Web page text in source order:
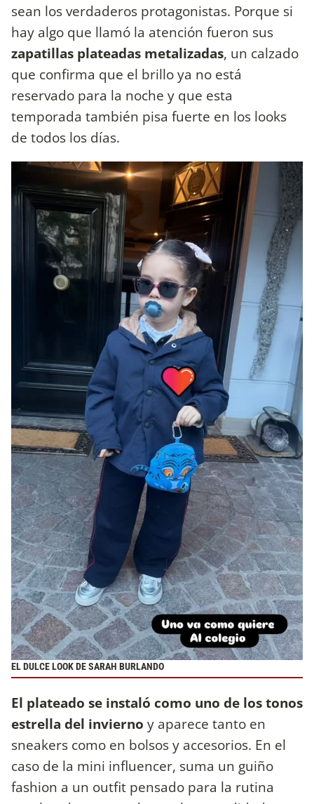
sean los verdaderos protagonistas. Porque si
hay algo que llamó la atención fueron sus
zapatillas plateadas metalizadas, un calzado
que confirma que el brillo ya no está
reservado para la noche y que esta
temporada también pisa fuerte en los looks
de todos los días.
EL DULCE LOOK DE SARAH BURLANDO
El plateado se instaló como uno de los tonos
estrella del invierno y aparece tanto en
sneakers como en bolsos y accesorios. En el
caso de la mini influencer, suma un guiño
fashion a un outfit pensado para la rutina